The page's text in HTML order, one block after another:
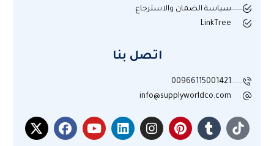
سياسة الضمان والاسترجاع
LinkTree
اتصل بنا
00966115001421
info@supplyworldco.com